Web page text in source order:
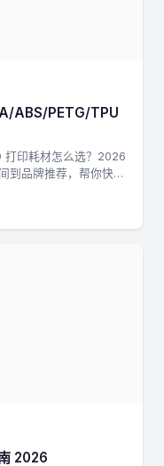
ABS/PETG/TPU
打印耗材怎么选？2026
到品牌推荐，帮你快速
2026